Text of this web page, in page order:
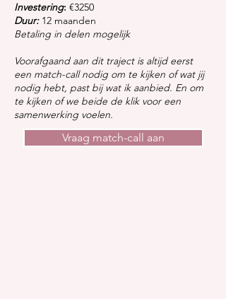
Investering: €3250
Duur: 12 maanden
Betaling in delen mogelijk
Voorafgaand aan dit traject is altijd eerst
een match-call nodig om te kijken of wat jij
nodig hebt, past bij wat ik aanbied. En om
te kijken of we beide de klik voor een
samenwerking voelen.
Vraag match-call aan